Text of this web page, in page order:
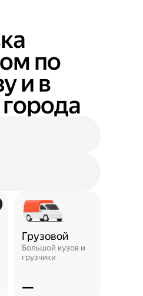
по
и в
Грузовой
Большой кузов и
грузчики
—